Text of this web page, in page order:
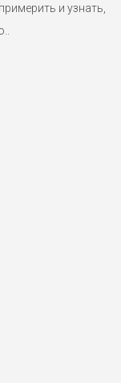
и узнать,